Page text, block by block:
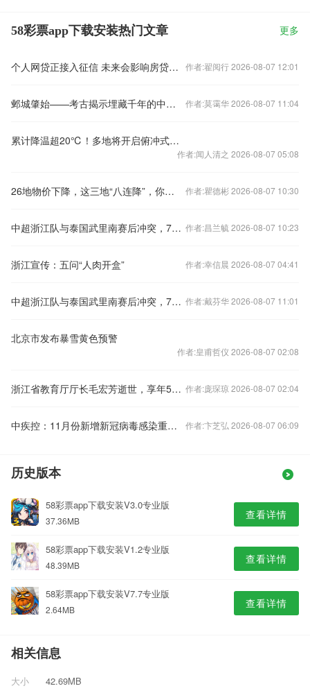
58彩票app下载安装热门文章 更多
个人网贷正接入征信 未来会影响房贷么？ 作者:翟阅行 2026-08-07 12:01
邺城肇始——考古揭示埋藏千年的中国都城秘密 作者:莫霭华 2026-08-07 11:04
累计降温超20℃！多地将开启俯冲式降温
作者:闻人清之 2026-08-07 05:08
26地物价下降，这三地“八连降”，你家呢？ 作者:瞿德彬 2026-08-07 10:30
中超浙江队与泰国武里南赛后冲突，7人被禁赛48场 作者:昌兰毓 2026-08-07 10:23
浙江宣传：五问“人肉开盒” 作者:幸信晨 2026-08-07 04:41
中超浙江队与泰国武里南赛后冲突，7人被禁赛48场 作者:戴芬华 2026-08-07 11:01
北京市发布暴雪黄色预警
作者:皇甫哲仪 2026-08-07 02:08
浙江省教育厅厅长毛宏芳逝世，享年58岁 作者:庞琛琼 2026-08-07 02:04
中疾控：11月份新增新冠病毒感染重症病例135例 作者:卞芝弘 2026-08-07 06:09
历史版本
58彩票app下载安装V3.0专业版
37.36MB 查看详情
58彩票app下载安装V1.2专业版
48.39MB 查看详情
58彩票app下载安装V7.7专业版
2.64MB 查看详情
相关信息
大小
42.69MB